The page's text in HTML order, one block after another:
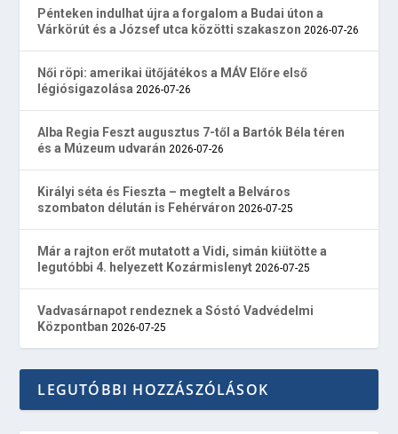
Pénteken indulhat újra a forgalom a Budai úton a
Várkörút és a József utca közötti szakaszon 2026-07-26
Női röpi: amerikai ütőjátékos a MÁV Előre első
légiósigazolása 2026-07-26
Alba Regia Feszt augusztus 7-től a Bartók Béla téren
és a Múzeum udvarán 2026-07-26
Királyi séta és Fieszta – megtelt a Belváros
szombaton délután is Fehérváron 2026-07-25
Már a rajton erőt mutatott a Vidi, simán kiütötte a
legutóbbi 4. helyezett Kozármislenyt 2026-07-25
Vadvasárnapot rendeznek a Sóstó Vadvédelmi
Központban 2026-07-25
LEGUTÓBBI HOZZÁSZÓLÁSOK